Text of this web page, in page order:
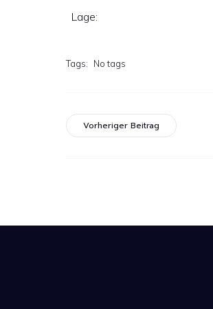
Lage:
Tags: No tags
Vorheriger Beitrag